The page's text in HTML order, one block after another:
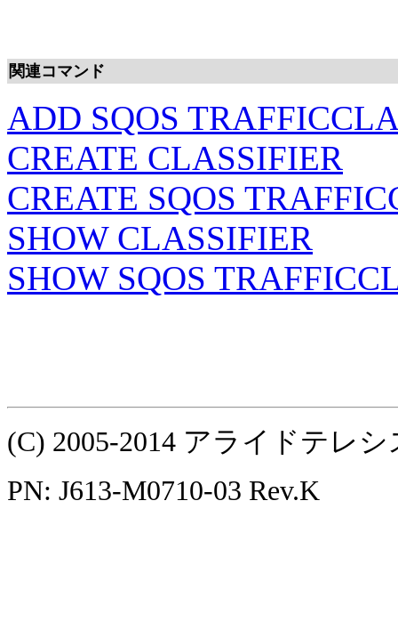
関連コマンド
ADD SQOS
CREATE CLASSIFIER
CREATE SQOS
SHOW CLASSIFIER
SHOW SQOS
(C) 2005-2014 アライドテレ
PN: J613-M0710-03 Rev.K